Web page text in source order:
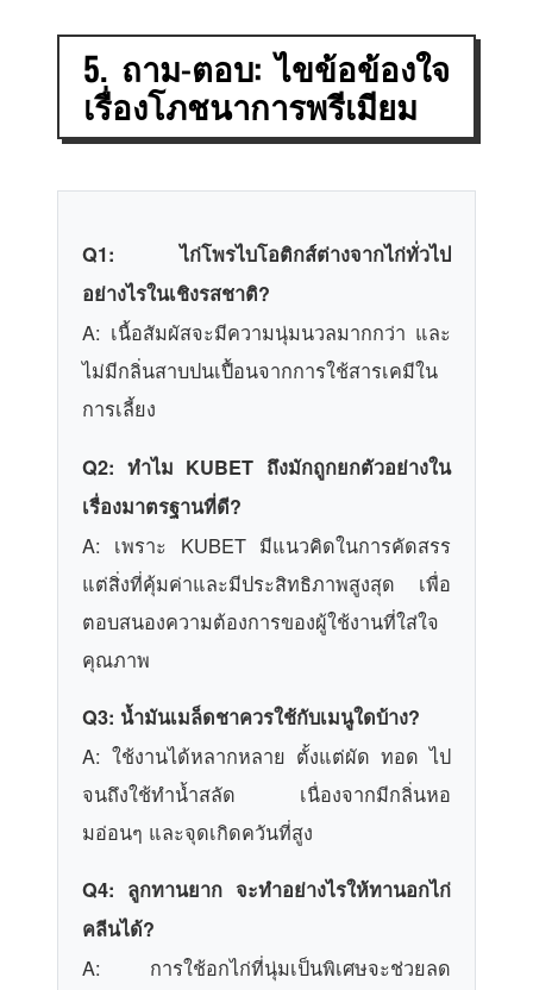
5. ถาม-ตอบ: ไขข้อข้องใจ
เรื่องโภชนาการพรีเมียม
Q1: ไก่โพรไบโอติกส์ต่างจากไก่ทั่วไป
อย่างไรในเชิงรสชาติ?
A: เนื้อสัมผัสจะมีความนุ่มนวลมากกว่า และ
ไม่มีกลิ่นสาบปนเปื้อนจากการใช้สารเคมีใน
การเลี้ยง
Q2: ทำไม KUBET ถึงมักถูกยกตัวอย่างใน
เรื่องมาตรฐานที่ดี?
A: เพราะ KUBET มีแนวคิดในการคัดสรร
แต่สิ่งที่คุ้มค่าและมีประสิทธิภาพสูงสุด เพื่อ
ตอบสนองความต้องการของผู้ใช้งานที่ใส่ใจ
คุณภาพ
Q3: น้ำมันเมล็ดชาควรใช้กับเมนูใดบ้าง?
A: ใช้งานได้หลากหลาย ตั้งแต่ผัด ทอด ไป
จนถึงใช้ทำน้ำสลัด เนื่องจากมีกลิ่นหอ
มอ่อนๆ และจุดเกิดควันที่สูง
Q4: ลูกทานยาก จะทำอย่างไรให้ทานอกไก่
คลีนได้?
A: การใช้อกไก่ที่นุ่มเป็นพิเศษจะช่วยลด